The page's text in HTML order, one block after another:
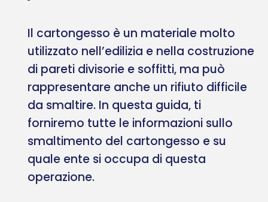
Il cartongesso è un materiale molto
utilizzato nell’edilizia e nella costruzione
di pareti divisorie e soffitti, ma può
rappresentare anche un rifiuto difficile
da smaltire. In questa guida, ti
forniremo tutte le informazioni sullo
smaltimento del cartongesso e su
quale ente si occupa di questa
operazione.